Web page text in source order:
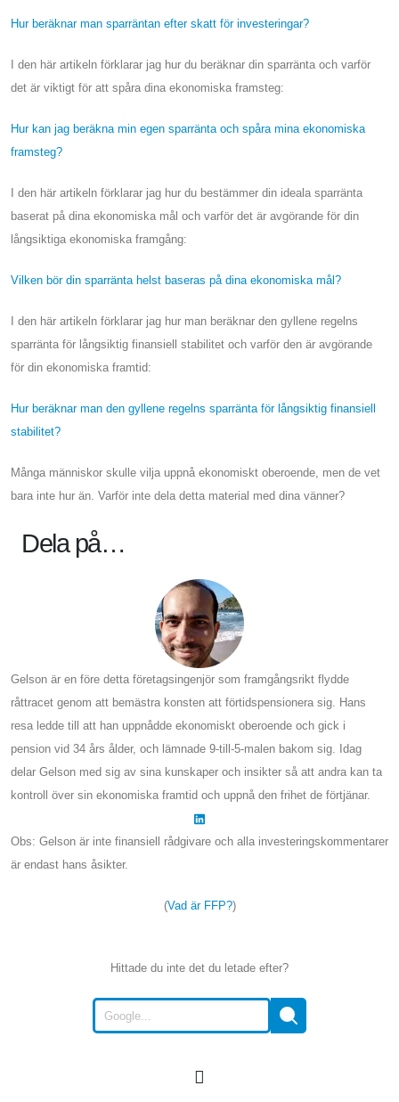
Hur beräknar man sparräntan efter skatt för investeringar?
I den här artikeln förklarar jag hur du beräknar din sparränta och varför
det är viktigt för att spåra dina ekonomiska framsteg:
Hur kan jag beräkna min egen sparränta och spåra mina ekonomiska
framsteg?
I den här artikeln förklarar jag hur du bestämmer din ideala sparränta
baserat på dina ekonomiska mål och varför det är avgörande för din
långsiktiga ekonomiska framgång:
Vilken bör din sparränta helst baseras på dina ekonomiska mål?
I den här artikeln förklarar jag hur man beräknar den gyllene regelns
sparränta för långsiktig finansiell stabilitet och varför den är avgörande
för din ekonomiska framtid:
Hur beräknar man den gyllene regelns sparränta för långsiktig finansiell
stabilitet?
Många människor skulle vilja uppnå ekonomiskt oberoende, men de vet
bara inte hur än. Varför inte dela detta material med dina vänner?
Dela på…
Gelson är en före detta företagsingenjör som framgångsrikt flydde
råttracet genom att bemästra konsten att förtidspensionera sig. Hans
resa ledde till att han uppnådde ekonomiskt oberoende och gick i
pension vid 34 års ålder, och lämnade 9-till-5-malen bakom sig. Idag
delar Gelson med sig av sina kunskaper och insikter så att andra kan ta
kontroll över sin ekonomiska framtid och uppnå den frihet de förtjänar.
Obs: Gelson är inte finansiell rådgivare och alla investeringskommentarer
är endast hans åsikter.
(Vad är FFP?)
Hittade du inte det du letade efter?